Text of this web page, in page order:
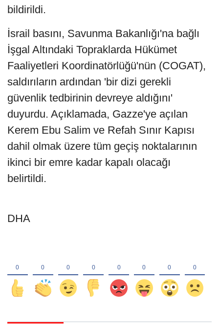
bildirildi.
İsrail basını, Savunma Bakanlığı'na bağlı
İşgal Altındaki Topraklarda Hükümet
Faaliyetleri Koordinatörlüğü'nün (COGAT),
saldırıların ardından 'bir dizi gerekli
güvenlik tedbirinin devreye aldığını'
duyurdu. Açıklamada, Gazze'ye açılan
Kerem Ebu Salim ve Refah Sınır Kapısı
dahil olmak üzere tüm geçiş noktalarının
ikinci bir emre kadar kapalı olacağı
belirtildi.
DHA